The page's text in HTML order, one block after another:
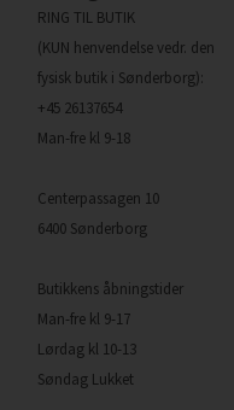
RING TIL BUTIK
(KUN henvendelse vedr. den
fysisk butik i Sønderborg):
+45 26137654
Man-fre kl 9-18
Centerpassagen 10
6400 Sønderborg
Butikkens åbningstider
Man-fre kl 9-17
Lørdag kl 10-13
Søndag Lukket